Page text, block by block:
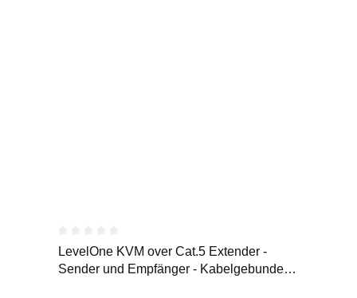
Durchschnittliche Bewertung von 0 von 5 Sternen
LevelOne KVM over Cat.5 Extender -
Sender und Empfänger - Kabelgebunden -